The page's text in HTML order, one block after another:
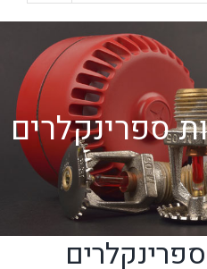
ספרינקלרים